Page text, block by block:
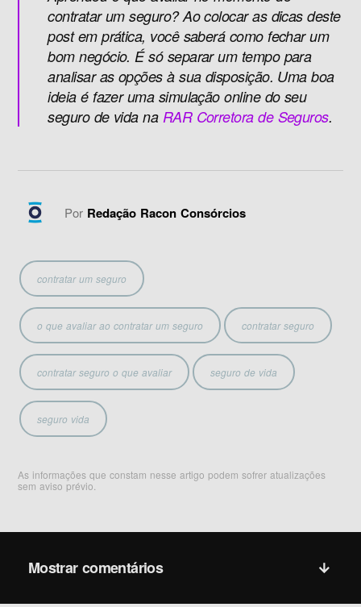
contratar um seguro? Ao colocar as dicas deste
post em prática, você saberá como fechar um
bom negócio. É só separar um tempo para
analisar as opções à sua disposição. Uma boa
ideia é fazer uma simulação online do seu
seguro de vida na RAR Corretora de Seguros.
Por Redação Racon Consórcios
contratar um seguro
o que avaliar ao contratar um seguro contratar seguro
contratar seguro o que avaliar seguro de vida
seguro vida
As informações que constam nesse artigo podem sofrer atualizações
sem aviso prévio.
Mostrar comentários